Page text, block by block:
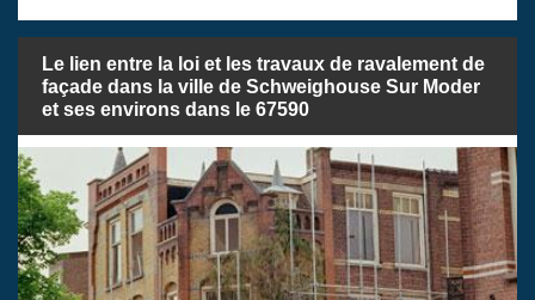
Le lien entre la loi et les travaux de ravalement de
façade dans la ville de Schweighouse Sur Moder
et ses environs dans le 67590